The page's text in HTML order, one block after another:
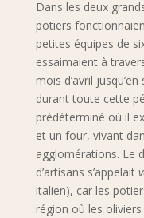
Dans les deux
potiers
petites équipes de
essaimaient à
mois d’avril
durant toute cette
prédéterminé où il
et un four, vivant
agglomérations. Le
d’artisans s’appelait
italien), car les
région où les